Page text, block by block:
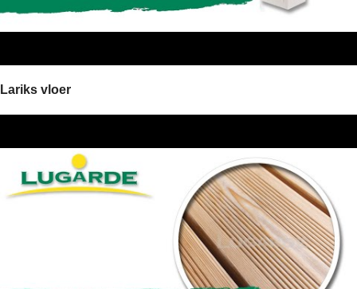
Lariks vloer